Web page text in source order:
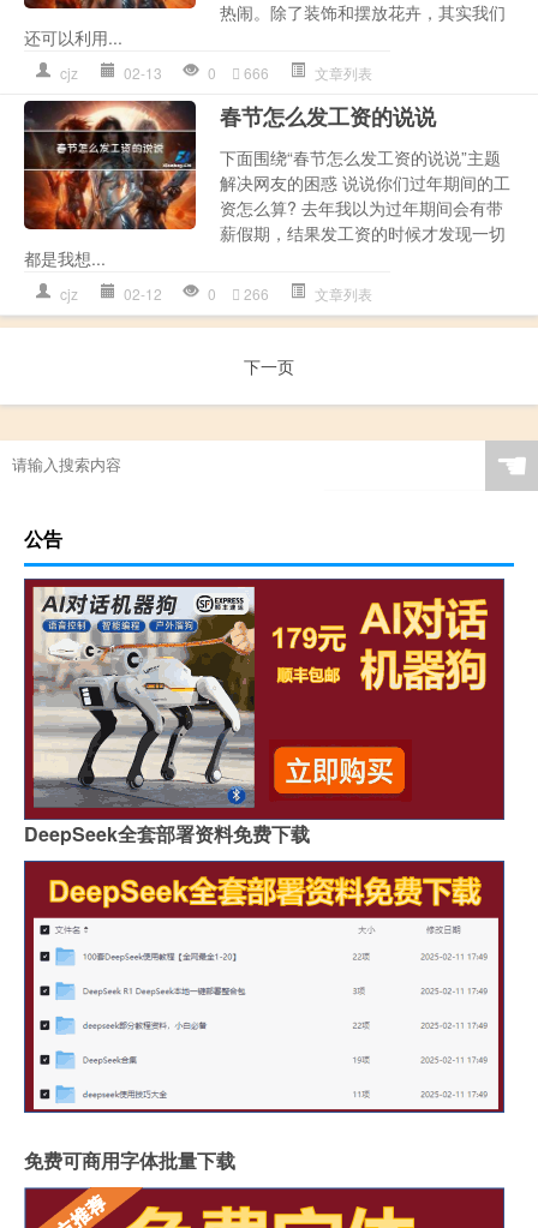
热闹。除了装饰和摆放花卉，其实我们
还可以利用...
cjz 02-13 0 666 文章列表
春节怎么发工资的说说
下面围绕“春节怎么发工资的说说”主题
解决网友的困惑 说说你们过年期间的工
资怎么算? 去年我以为过年期间会有带
薪假期，结果发工资的时候才发现一切
都是我想...
cjz 02-12 0 266 文章列表
下一页
☚
公告
DeepSeek全套部署资料免费下载
免费可商用字体批量下载